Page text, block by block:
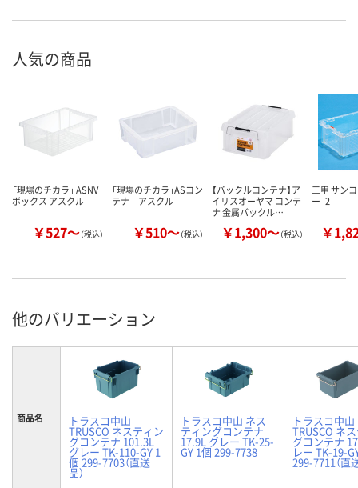
人気の商品
「現場のチカラ」 ASNV
ボックス アスクル
￥527～（税込）
「現場のチカラ」ASコン
テナ アスクル
￥510～（税込）
【バックルコンテナ】ア
イリスオーヤマ コンテ
ナ 金属バックル…
￥1,300～（税込）
三甲 サン
ー_2
￥
他のバリエーション
商品名 トラスコ中山
TRUSCO ネスティン
グコンテナ 101.3L
グレー TK-110-GY 1
個 299-7703（直送
品）
トラスコ中山 ネス
ティングコンテナ
17.9L グレー TK-25-
GY 1個 299-7738
トラスコ中山
TRUSCO ネ
グコンテナ
レー TK-19-
299-7711（直